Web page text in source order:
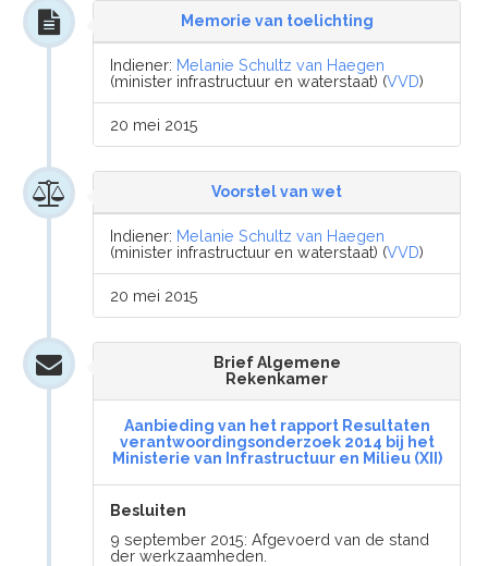
Memorie van toelichting
Indiener: Melanie Schultz van Haegen
(minister infrastructuur en waterstaat) (VVD)
20 mei 2015
Voorstel van wet
Indiener: Melanie Schultz van Haegen
(minister infrastructuur en waterstaat) (VVD)
20 mei 2015
Brief Algemene
Rekenkamer
Aanbieding van het rapport Resultaten
verantwoordingsonderzoek 2014 bij het
Ministerie van Infrastructuur en Milieu (XII)
Besluiten
9 september 2015: Afgevoerd van de stand
der werkzaamheden.